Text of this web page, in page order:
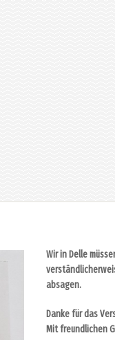
Wir in Delle
absagen.
Danke für das
Mit freundlichen